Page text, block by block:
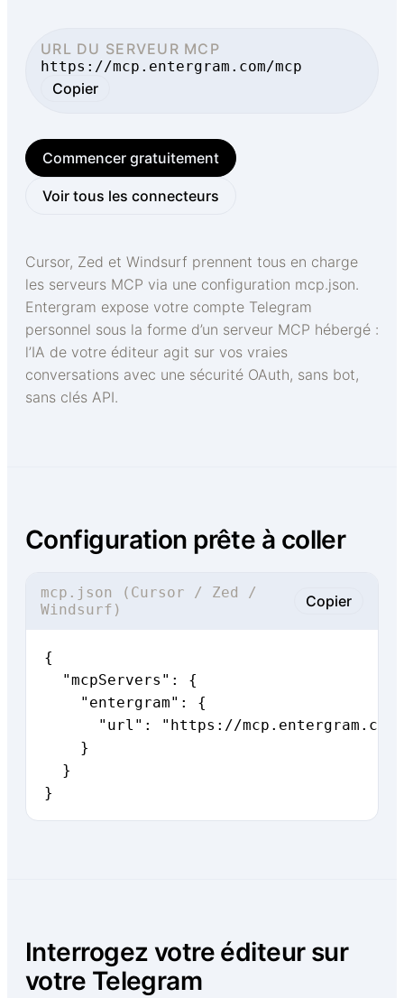
URL DU SERVEUR MCP
https://mcp.entergram.com/mcp
Copier
Commencer gratuitement
Voir tous les connecteurs
Cursor, Zed et Windsurf prennent tous en charge
les serveurs MCP via une configuration mcp.json.
Entergram expose votre compte Telegram
personnel sous la forme d’un serveur MCP hébergé :
l’IA de votre éditeur agit sur vos vraies
conversations avec une sécurité OAuth, sans bot,
sans clés API.
Configuration prête à coller
mcp.json (Cursor / Zed /
Windsurf)
Copier
{
  "mcpServers": {
    "entergram": {
"url": "https://
    }
  }
}
Interrogez votre éditeur sur
votre Telegram